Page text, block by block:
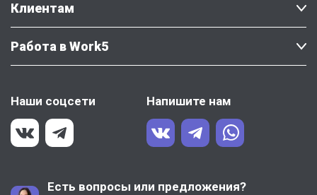
Клиентам
Работа в Work5
Наши соцсети Напишите нам
Есть вопросы или предложения?